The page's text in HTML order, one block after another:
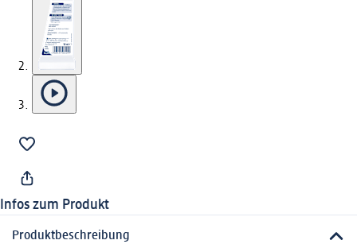
Infos zum Produkt
Produktbeschreibung